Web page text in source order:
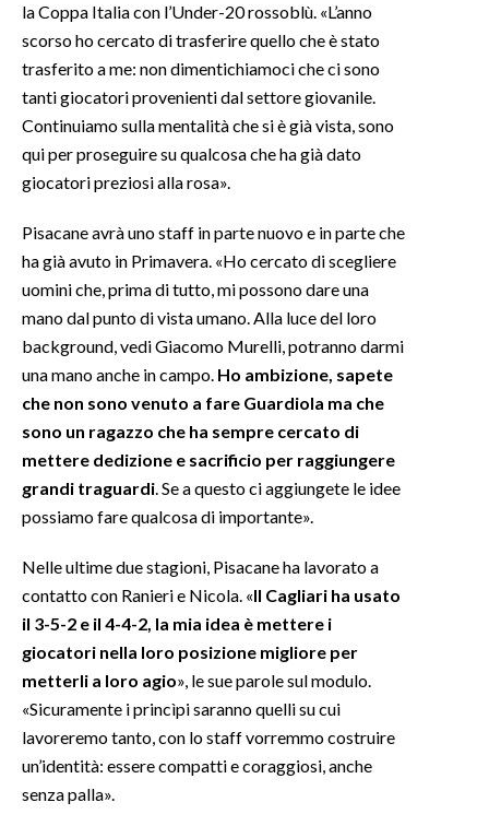
la Coppa Italia con l’Under-20 rossoblù. «L’anno
scorso ho cercato di trasferire quello che è stato
trasferito a me: non dimentichiamoci che ci sono
tanti giocatori provenienti dal settore giovanile.
Continuiamo sulla mentalità che si è già vista, sono
qui per proseguire su qualcosa che ha già dato
giocatori preziosi alla rosa».
Pisacane avrà uno staff in parte nuovo e in parte che
ha già avuto in Primavera. «Ho cercato di scegliere
uomini che, prima di tutto, mi possono dare una
mano dal punto di vista umano. Alla luce del loro
background, vedi Giacomo Murelli, potranno darmi
una mano anche in campo. Ho ambizione, sapete
che non sono venuto a fare Guardiola ma che
sono un ragazzo che ha sempre cercato di
mettere dedizione e sacrificio per raggiungere
grandi traguardi. Se a questo ci aggiungete le idee
possiamo fare qualcosa di importante».
Nelle ultime due stagioni, Pisacane ha lavorato a
contatto con Ranieri e Nicola. «Il Cagliari ha usato
il 3-5-2 e il 4-4-2, la mia idea è mettere i
giocatori nella loro posizione migliore per
metterli a loro agio», le sue parole sul modulo.
«Sicuramente i princìpi saranno quelli su cui
lavoreremo tanto, con lo staff vorremmo costruire
un’identità: essere compatti e coraggiosi, anche
senza palla».